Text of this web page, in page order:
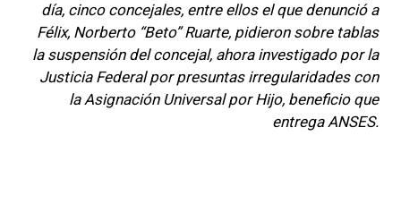
día, cinco concejales, entre ellos el que denunció a
Félix, Norberto “Beto” Ruarte, pidieron sobre tablas
la suspensión del concejal, ahora investigado por la
Justicia Federal por presuntas irregularidades con
la Asignación Universal por Hijo, beneficio que
entrega ANSES.